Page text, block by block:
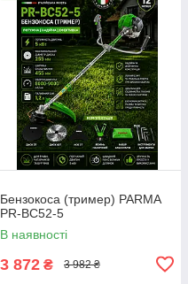
Бензокоса (тример) PARMA
PR-BC52-5
В наявності
3 872 ₴ 3 982 ₴